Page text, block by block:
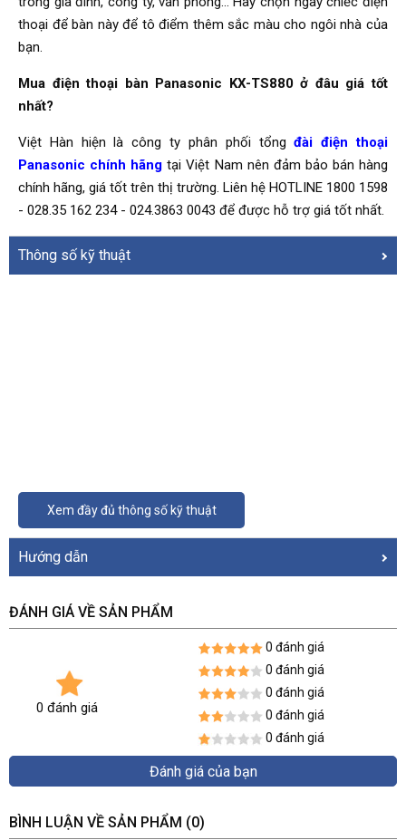
thoại để bàn này để tô điểm thêm sắc màu cho ngôi nhà của
bạn.
Mua điện thoại bàn Panasonic KX-TS880 ở đâu giá tốt
nhất?
Việt Hàn hiện là công ty phân phối tổngđài điện thoại
Panasonic chính hãng tại Việt Nam nên đảm bảo bán hàng
chính hãng, giá tốt trên thị trường. Liên hệ HOTLINE 1800 1598
- 028.35 162 234 - 024.3863 0043 để được hỗ trợ giá tốt nhất.
Thông số kỹ thuật
Xem đầy đủ thông số kỹ thuật
Hướng dẫn
ĐÁNH GIÁ VỀ SẢN PHẨM
0 đánh giá
0 đánh giá
0 đánh giá
0 đánh giá
0 đánh giá
0 đánh giá
Đánh giá của bạn
BÌNH LUẬN VỀ SẢN PHẨM (0)